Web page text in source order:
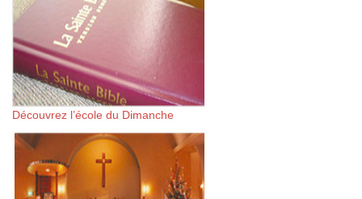
Découvrez l’école du Dimanche